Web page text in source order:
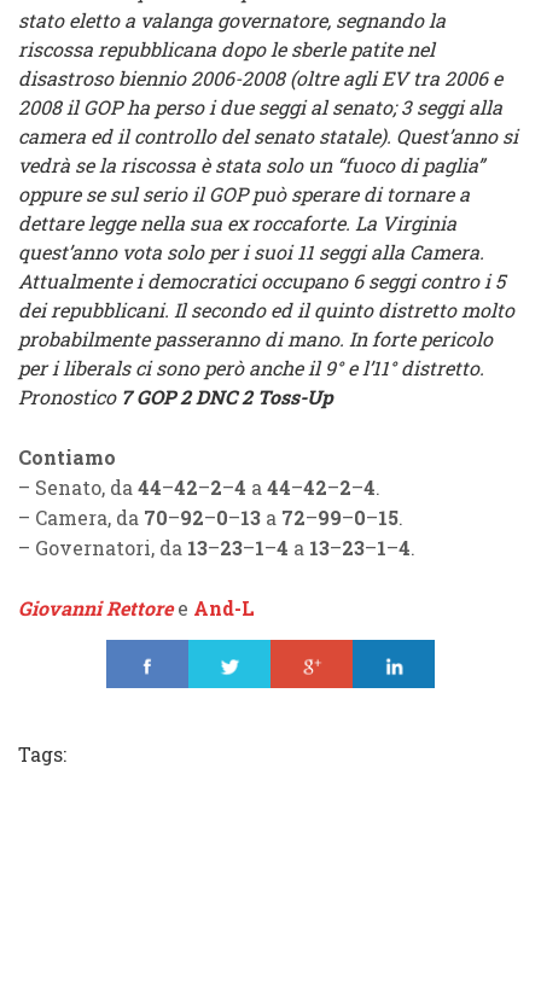
stato eletto a valanga governatore, segnando la
riscossa repubblicana dopo le sberle patite nel
disastroso biennio 2006-2008 (oltre agli EV tra 2006 e
2008 il GOP ha perso i due seggi al senato; 3 seggi alla
camera ed il controllo del senato statale). Quest’anno si
vedrà se la riscossa è stata solo un “fuoco di paglia”
oppure se sul serio il GOP può sperare di tornare a
dettare legge nella sua ex roccaforte. La Virginia
quest’anno vota solo per i suoi 11 seggi alla Camera.
Attualmente i democratici occupano 6 seggi contro i 5
dei repubblicani. Il secondo ed il quinto distretto molto
probabilmente passeranno di mano. In forte pericolo
per i liberals ci sono però anche il 9° e l’11° distretto.
Pronostico 7 GOP 2 DNC 2 Toss-Up
Contiamo
– Senato, da 44–42–2–4 a 44–42–2–4.
– Camera, da 70–92–0–13 a 72–99–0–15.
– Governatori, da 13–23–1–4 a 13–23–1–4.
Giovanni Rettoree And-L
Tags: